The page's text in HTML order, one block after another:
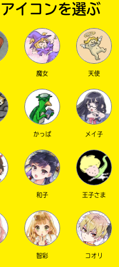
アイコンを選ぶ
魔女 天使
かっぱ メイ子
和子 王子さま
智彩 コオリ